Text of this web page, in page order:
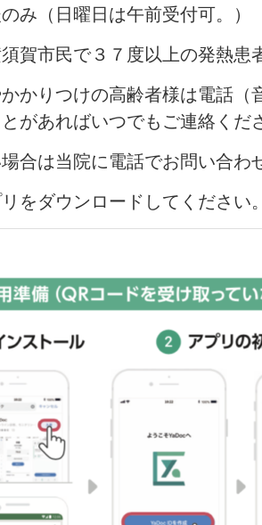
み（日曜日は午前受付可。）
賀市民で３７度以上の発熱患
かりつけの高齢者様は電話（
があればいつでもご連絡くだ
合は当院に電話でお問い合わ
をダウンロードしてください。